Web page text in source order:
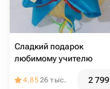
Сладкий подарок
любимому учителю
4.8526 тыс. 2 799